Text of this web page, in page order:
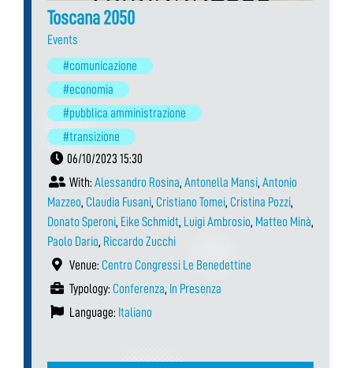
Toscana 2050
Events
#comunicazione
#economia
#pubblica amministrazione
#transizione
06/10/2023 15:30
With: Alessandro Rosina, Antonella Mansi, Antonio
Mazzeo, Claudia Fusani, Cristiano Tomei, Cristina Pozzi,
Donato Speroni, Eike Schmidt, Luigi Ambrosio, Matteo Minà,
Paolo Dario, Riccardo Zucchi
Venue: Centro Congressi Le Benedettine
Typology: Conferenza, In Presenza
Language: Italiano